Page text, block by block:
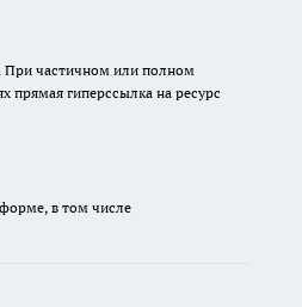
При частичном или полном
прямая гиперссылка на ресурс
в том числе